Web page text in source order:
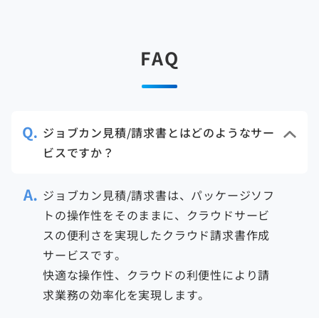
FAQ
ジョブカン見積/請求書とはどのようなサー
ビスですか？
ジョブカン見積/請求書は、パッケージソフ
トの操作性をそのままに、クラウドサービ
スの便利さを実現したクラウド請求書作成
サービスです。
快適な操作性、クラウドの利便性により請
求業務の効率化を実現します。